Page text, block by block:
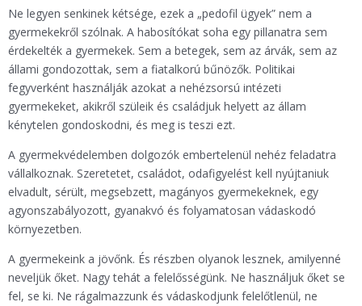
Ne legyen senkinek kétsége, ezek a „pedofil ügyek” nem a
gyermekekről szólnak. A habosítókat soha egy pillanatra sem
érdekelték a gyermekek. Sem a betegek, sem az árvák, sem az
állami gondozottak, sem a fiatalkorú bűnözők. Politikai
fegyverként használják azokat a nehézsorsú intézeti
gyermekeket, akikről szüleik és családjuk helyett az állam
kénytelen gondoskodni, és meg is teszi ezt.
A gyermekvédelemben dolgozók embertelenül nehéz feladatra
vállalkoznak. Szeretetet, családot, odafigyelést kell nyújtaniuk
elvadult, sérült, megsebzett, magányos gyermekeknek, egy
agyonszabályozott, gyanakvó és folyamatosan vádaskodó
környezetben.
A gyermekeink a jövőnk. És részben olyanok lesznek, amilyenné
neveljük őket. Nagy tehát a felelősségünk. Ne használjuk őket se
fel, se ki. Ne rágalmazzunk és vádaskodjunk felelőtlenül, ne